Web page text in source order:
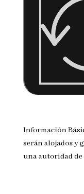
Información
serán alojados y
una autoridad de